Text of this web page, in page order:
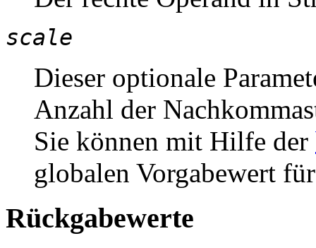
scale
Dieser optionale
Anzahl der
Sie können mit Hilfe der
globalen Vorgabewert
Rückgabewerte